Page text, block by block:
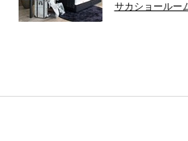
サカショールー